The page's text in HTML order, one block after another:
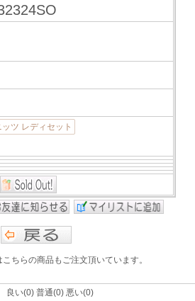
ツ レディセット
ちらの商品もご注文頂いています。
い(0) 普通(0) 悪い(0)